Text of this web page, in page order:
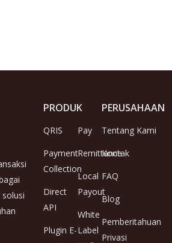
PRODUK
QRIS
Payment
Collection
Direct
API
Plugin E-
Pay
Remittance
Local
Payout
White
Label
PERUSAHAAN
Tentang Kami
Kontak
FAQ
Blog
Pemberitahuan
Privasi